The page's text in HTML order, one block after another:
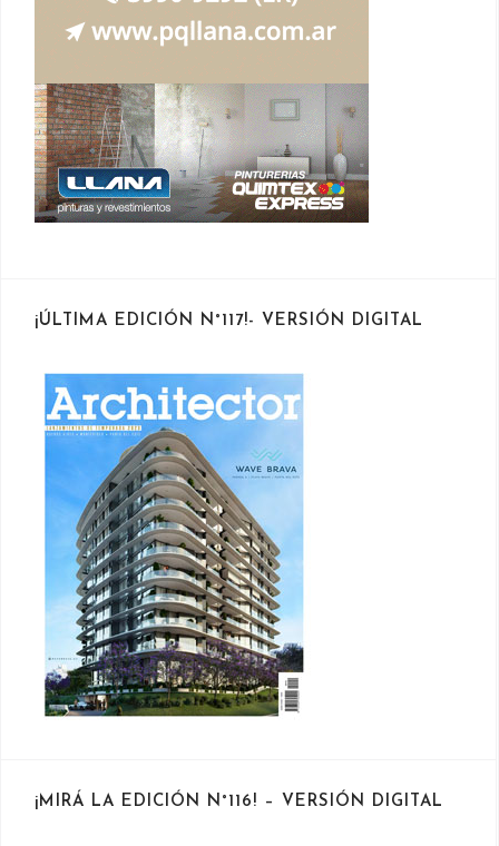
¡ÚLTIMA EDICIÓN N°117!- VERSIÓN DIGITAL
¡MIRÁ LA EDICIÓN N°116! – VERSIÓN DIGITAL